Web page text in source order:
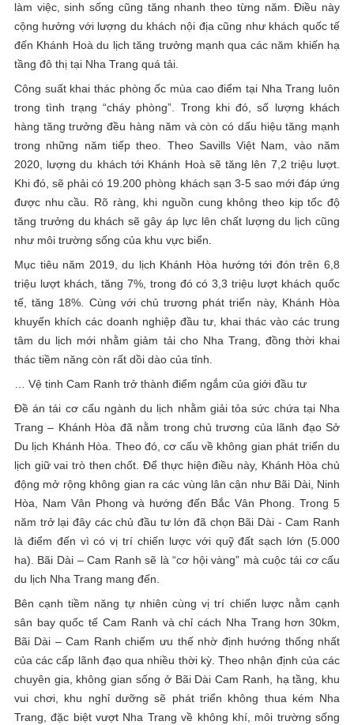
làm việc, sinh sống cũng tăng nhanh theo từng năm. Điều này
cộng hưởng với lượng du khách nội địa cũng như khách quốc tế
đến Khánh Hoà du lịch tăng trưởng mạnh qua các năm khiến hạ
tầng đô thị tại Nha Trang quá tải.
Công suất khai thác phòng ốc mùa cao điểm tại Nha Trang luôn
trong tình trạng “cháy phòng”. Trong khi đó, số lượng khách
hàng tăng trưởng đều hàng năm và còn có dấu hiệu tăng mạnh
trong những năm tiếp theo. Theo Savills Việt Nam, vào năm
2020, lượng du khách tới Khánh Hoà sẽ tăng lên 7,2 triệu lượt.
Khi đó, sẽ phải có 19.200 phòng khách sạn 3-5 sao mới đáp ứng
được nhu cầu. Rõ ràng, khi nguồn cung không theo kịp tốc độ
tăng trưởng du khách sẽ gây áp lực lên chất lượng du lịch cũng
như môi trường sống của khu vực biển.
Mục tiêu năm 2019, du lịch Khánh Hòa hướng tới đón trên 6,8
triệu lượt khách, tăng 7%, trong đó có 3,3 triệu lượt khách quốc
tế, tăng 18%. Cùng với chủ trương phát triển này, Khánh Hòa
khuyến khích các doanh nghiệp đầu tư, khai thác vào các trung
tâm du lịch mới nhằm giảm tải cho Nha Trang, đồng thời khai
thác tiềm năng còn rất dồi dào của tỉnh.
… Vệ tinh Cam Ranh trở thành điểm ngắm của giới đầu tư
Đề án tái cơ cấu ngành du lịch nhằm giải tỏa sức chứa tại Nha
Trang – Khánh Hòa đã nằm trong chủ trương của lãnh đạo Sở
Du lịch Khánh Hòa. Theo đó, cơ cấu về không gian phát triển du
lịch giữ vai trò then chốt. Để thực hiện điều này, Khánh Hòa chủ
động mở rộng không gian ra các vùng lân cận như Bãi Dài, Ninh
Hòa, Nam Vân Phong và hướng đến Bắc Vân Phong. Trong 5
năm trở lại đây các chủ đầu tư lớn đã chọn Bãi Dài - Cam Ranh
là điểm đến vì có vị trí chiến lược với quỹ đất sạch lớn (5.000
ha). Bãi Dài – Cam Ranh sẽ là “cơ hội vàng” mà cuộc tái cơ cấu
du lịch Nha Trang mang đến.
Bên cạnh tiềm năng tự nhiên cùng vị trí chiến lược nằm cạnh
sân bay quốc tế Cam Ranh và chỉ cách Nha Trang hơn 30km,
Bãi Dài – Cam Ranh chiếm ưu thế nhờ định hướng thống nhất
của các cấp lãnh đạo qua nhiều thời kỳ. Theo nhận định của các
chuyên gia, không gian sống ở Bãi Dài Cam Ranh, hạ tầng, khu
vui chơi, khu nghỉ dưỡng sẽ phát triển không thua kém Nha
Trang, đặc biệt vượt Nha Trang về không khí, môi trường sống